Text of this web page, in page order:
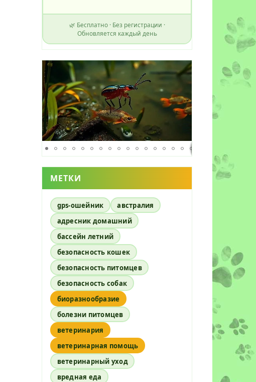
🌿 Бесплатно · Без регистрации ·
Обновляется каждый день
МЕТКИ
gps-ошейник
австралия
адресник домашний
бассейн летний
безопасность кошек
безопасность питомцев
безопасность собак
биоразнообразие
болезни питомцев
ветеринария
ветеринарная помощь
ветеринарный уход
вредная еда